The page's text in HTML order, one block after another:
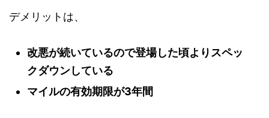
デメリットは、
改悪が続いているので登場した頃よりスペッ
クダウンしている
マイルの有効期限が3年間